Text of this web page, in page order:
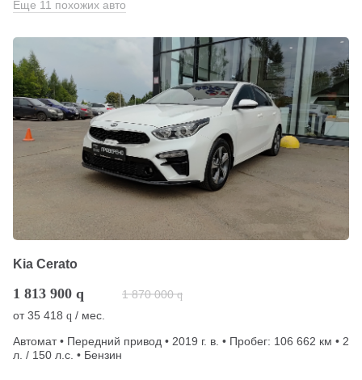
Еще 11 похожих авто
Kia Cerato
1 813 900 q 1 870 000 q
от35 418 q / мес.
Автомат • Передний привод • 2019 г. в. • Пробег: 106 662 км • 2
л. / 150 л.с. • Бензин